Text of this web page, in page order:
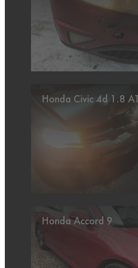
Honda Civic 4d 1.8 AT
Honda Accord 9